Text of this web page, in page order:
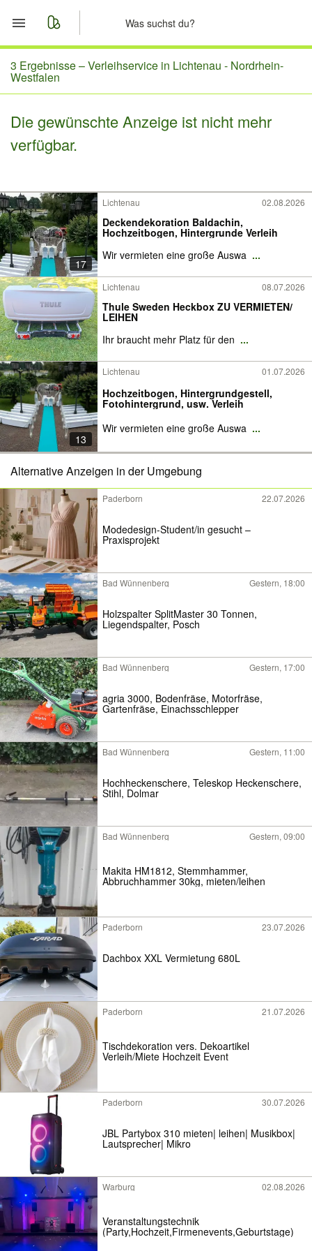
Start
Merkliste
Nachrichten
3 Ergebnisse –Verleihservice in Lichtenau - Nordrhein-
Westfalen
Die gewünschte Anzeige ist nicht mehr
verfügbar.
17
Lichtenau 02.08.2026
Deckendekoration Baldachin,
Hochzeitbogen, Hintergrunde Verleih
Wir vermieten eine große Auswa ...
Lichtenau 08.07.2026
Thule Sweden Heckbox ZU VERMIETEN/
LEIHEN
Ihr braucht mehr Platz für den ...
13
Lichtenau 01.07.2026
Hochzeitbogen, Hintergrundgestell,
Fotohintergrund, usw. Verleih
Wir vermieten eine große Auswa ...
Alternative Anzeigen in der Umgebung
Paderborn 22.07.2026
Modedesign-Student/in gesucht –
Praxisprojekt
Bad Wünnenberg Gestern, 18:00
Holzspalter SplitMaster 30 Tonnen,
Liegendspalter, Posch
Bad Wünnenberg Gestern, 17:00
agria 3000, Bodenfräse, Motorfräse,
Gartenfräse, Einachsschlepper
Bad Wünnenberg Gestern, 11:00
Hochheckenschere, Teleskop Heckenschere,
Stihl, Dolmar
Bad Wünnenberg Gestern, 09:00
Makita HM1812, Stemmhammer,
Abbruchhammer 30kg, mieten/leihen
Paderborn 23.07.2026
Dachbox XXL Vermietung 680L
Paderborn 21.07.2026
Tischdekoration vers. Dekoartikel
Verleih/Miete Hochzeit Event
Paderborn 30.07.2026
JBL Partybox 310 mieten| leihen| Musikbox|
Lautsprecher| Mikro
Warburg 02.08.2026
Veranstaltungstechnik
(Party,Hochzeit,Firmenevents,Geburtstage)